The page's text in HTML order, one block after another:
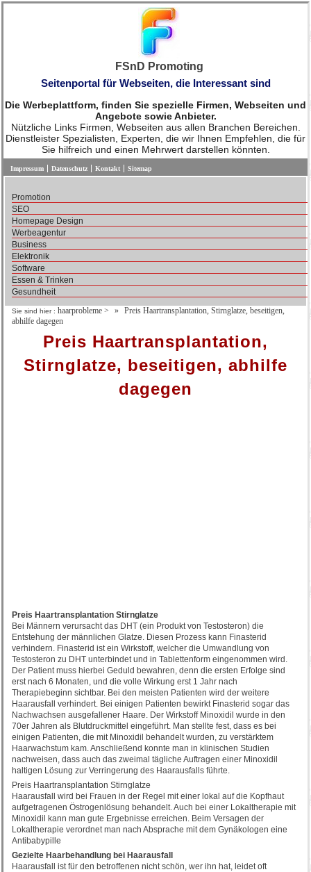
FSnD Promoting
Seitenportal für Webseiten, die Interessant sind
Die Werbeplattform, finden Sie spezielle Firmen, Webseiten und
Angebote sowie Anbieter.
Nützliche Links Firmen, Webseiten aus allen Branchen Bereichen.
Dienstleister Spezialisten, Experten, die wir Ihnen Empfehlen, die für
Sie hilfreich und einen Mehrwert darstellen könnten.
Impressum Datenschutz Kontakt Sitemap
Promotion
SEO
Homepage Design
Werbeagentur
Business
Elektronik
Software
Essen & Trinken
Gesundheit
Sie sind hier : haarprobleme >
Preis Haartransplantation, Stirnglatze, beseitigen,
abhilfe dagegen
Preis Haartransplantation,
Stirnglatze, beseitigen, abhilfe
dagegen
Preis Haartransplantation Stirnglatze
Bei Männern verursacht das DHT (ein Produkt von Testosteron) die
Entstehung der männlichen Glatze. Diesen Prozess kann Finasterid
verhindern. Finasterid ist ein Wirkstoff, welcher die Umwandlung von
Testosteron zu DHT unterbindet und in Tablettenform eingenommen wird.
Der Patient muss hierbei Geduld bewahren, denn die ersten Erfolge sind
erst nach 6 Monaten, und die volle Wirkung erst 1 Jahr nach
Therapiebeginn sichtbar. Bei den meisten Patienten wird der weitere
Haarausfall verhindert. Bei einigen Patienten bewirkt Finasterid sogar das
Nachwachsen ausgefallener Haare. Der Wirkstoff Minoxidil wurde in den
70er Jahren als Blutdruckmittel eingeführt. Man stellte fest, dass es bei
einigen Patienten, die mit Minoxidil behandelt wurden, zu verstärktem
Haarwachstum kam. Anschließend konnte man in klinischen Studien
nachweisen, dass auch das zweimal tägliche Auftragen einer Minoxidil
haltigen Lösung zur Verringerung des Haarausfalls führte.
Preis Haartransplantation Stirnglatze
Haarausfall wird bei Frauen in der Regel mit einer lokal auf die Kopfhaut
aufgetragenen Östrogenlösung behandelt. Auch bei einer Lokaltherapie mit
Minoxidil kann man gute Ergebnisse erreichen. Beim Versagen der
Lokaltherapie verordnet man nach Absprache mit dem Gynäkologen eine
Antibabypille
Gezielte Haarbehandlung bei Haarausfall
Haarausfall ist für den betroffenen nicht schön, wer ihn hat, leidet oft